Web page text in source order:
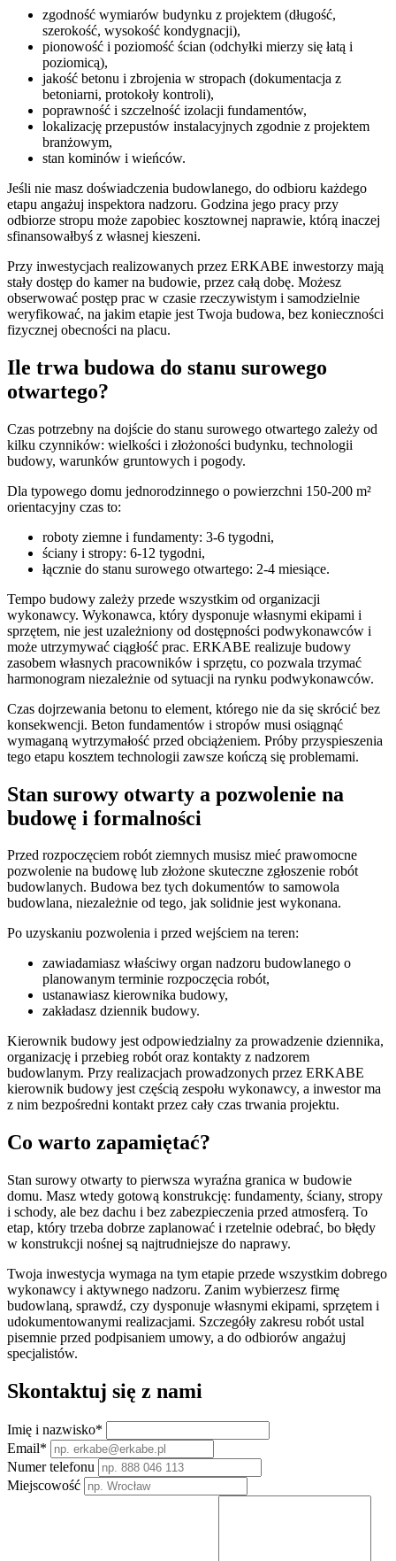
zgodność wymiarów budynku z projektem (długość,
szerokość, wysokość kondygnacji),
pionowość i poziomość ścian (odchyłki mierzy się łatą i
poziomicą),
jakość betonu i zbrojenia w stropach (dokumentacja z
betoniarni, protokoły kontroli),
poprawność i szczelność izolacji fundamentów,
lokalizację przepustów instalacyjnych zgodnie z projektem
branżowym,
stan kominów i wieńców.
Jeśli nie masz doświadczenia budowlanego, do odbioru każdego
etapu angażuj inspektora nadzoru. Godzina jego pracy przy
odbiorze stropu może zapobiec kosztownej naprawie, którą inaczej
sfinansowałbyś z własnej kieszeni.
Przy inwestycjach realizowanych przez ERKABE inwestorzy mają
stały dostęp do kamer na budowie, przez całą dobę. Możesz
obserwować postęp prac w czasie rzeczywistym i samodzielnie
weryfikować, na jakim etapie jest Twoja budowa, bez konieczności
fizycznej obecności na placu.
Ile trwa budowa do stanu surowego
otwartego?
Czas potrzebny na dojście do stanu surowego otwartego zależy od
kilku czynników: wielkości i złożoności budynku, technologii
budowy, warunków gruntowych i pogody.
Dla typowego domu jednorodzinnego o powierzchni 150-200 m²
orientacyjny czas to:
roboty ziemne i fundamenty: 3-6 tygodni,
ściany i stropy: 6-12 tygodni,
łącznie do stanu surowego otwartego: 2-4 miesiące.
Tempo budowy zależy przede wszystkim od organizacji
wykonawcy. Wykonawca, który dysponuje własnymi ekipami i
sprzętem, nie jest uzależniony od dostępności podwykonawców i
może utrzymywać ciągłość prac. ERKABE realizuje budowy
zasobem własnych pracowników i sprzętu, co pozwala trzymać
harmonogram niezależnie od sytuacji na rynku podwykonawców.
Czas dojrzewania betonu to element, którego nie da się skrócić bez
konsekwencji. Beton fundamentów i stropów musi osiągnąć
wymaganą wytrzymałość przed obciążeniem. Próby przyspieszenia
tego etapu kosztem technologii zawsze kończą się problemami.
Stan surowy otwarty a pozwolenie na
budowę i formalności
Przed rozpoczęciem robót ziemnych musisz mieć prawomocne
pozwolenie na budowę lub złożone skuteczne zgłoszenie robót
budowlanych. Budowa bez tych dokumentów to samowola
budowlana, niezależnie od tego, jak solidnie jest wykonana.
Po uzyskaniu pozwolenia i przed wejściem na teren:
zawiadamiasz właściwy organ nadzoru budowlanego o
planowanym terminie rozpoczęcia robót,
ustanawiasz kierownika budowy,
zakładasz dziennik budowy.
Kierownik budowy jest odpowiedzialny za prowadzenie dziennika,
organizację i przebieg robót oraz kontakty z nadzorem
budowlanym. Przy realizacjach prowadzonych przez ERKABE
kierownik budowy jest częścią zespołu wykonawcy, a inwestor ma
z nim bezpośredni kontakt przez cały czas trwania projektu.
Co warto zapamiętać?
Stan surowy otwarty to pierwsza wyraźna granica w budowie
domu. Masz wtedy gotową konstrukcję: fundamenty, ściany, stropy
i schody, ale bez dachu i bez zabezpieczenia przed atmosferą. To
etap, który trzeba dobrze zaplanować i rzetelnie odebrać, bo błędy
w konstrukcji nośnej są najtrudniejsze do naprawy.
Twoja inwestycja wymaga na tym etapie przede wszystkim dobrego
wykonawcy i aktywnego nadzoru. Zanim wybierzesz firmę
budowlaną, sprawdź, czy dysponuje własnymi ekipami, sprzętem i
udokumentowanymi realizacjami. Szczegóły zakresu robót ustal
pisemnie przed podpisaniem umowy, a do odbiorów angażuj
specjalistów.
Skontaktuj się z nami
Imię i nazwisko*
Email*
Numer telefonu
Miejscowość